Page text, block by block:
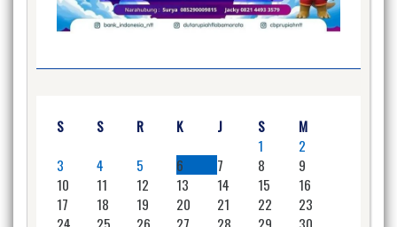
S S R K J S
M
1
2
3
4 5 6 7 8
9
10
11 12 13 14 15
16
17
18 19 20 21 22
23